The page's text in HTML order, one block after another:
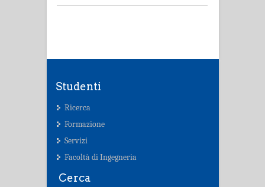
Studenti
Ricerca
Formazione
Servizi
Facoltà di Ingegneria
Cerca